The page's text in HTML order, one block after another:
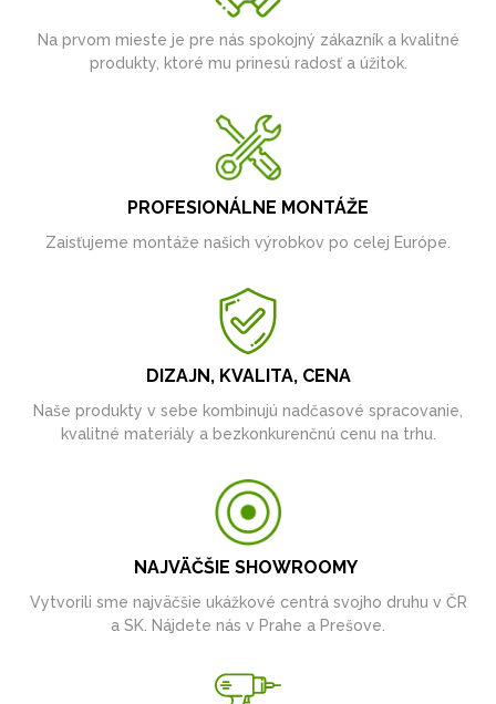
Na prvom mieste je pre nás spokojný zákazník a kvalitné
produkty, ktoré mu prinesú radosť a úžitok.
PROFESIONÁLNE MONTÁŽE
Zaisťujeme montáže našich výrobkov po celej Európe.
DIZAJN, KVALITA, CENA
Naše produkty v sebe kombinujú nadčasové spracovanie,
kvalitné materiály a bezkonkurenčnú cenu na trhu.
NAJVÄČŠIE SHOWROOMY
Vytvorili sme najväčšie ukážkové centrá svojho druhu v ČR
a SK. Nájdete nás v Prahe a Prešove.